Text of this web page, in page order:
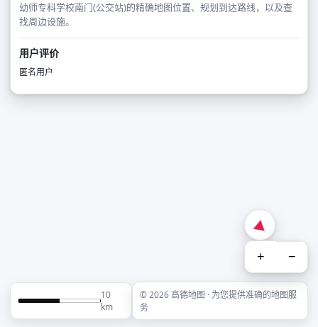
幼师专科学校南门(公交站)的精确地图位置、规划到达路线，以及查
找周边设施。
用户评价
匿名用户
+ −
10
km
© 2026 高德地图 · 为您提供准确的地图服
务